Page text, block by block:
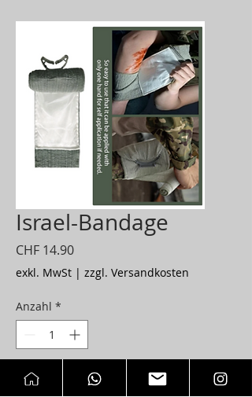
Israel-Bandage
CHF 14.90Preis
exkl. MwSt | zzgl. Versandkosten
Anzahl *
In den Warenkorb